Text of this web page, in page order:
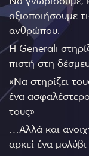
αξιοποιήσουμε
ανθρώπου.
Η Generali
πιστή στη
«Να στηρίζει
ένα
τους»
…Αλλά και
αρκεί ένα